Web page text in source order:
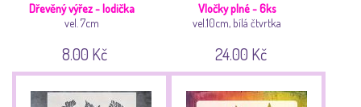
Dřevěný výřez - lodička
vel. 7cm
8.00 Kč
Vločky plné - 6ks
vel.10cm, bílá čtvrtka
24.00 Kč